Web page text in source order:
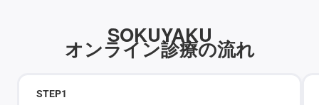
SOKUYAKU
オンライン診療の流れ
STEP1